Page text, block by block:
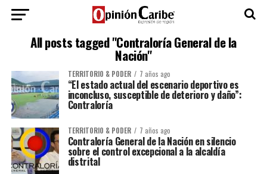
All posts tagged "Contraloría General de la
Nación"
TERRITORIO & PODER 7 años ago
“El estado actual del escenario deportivo es
inconcluso, susceptible de deterioro y daño”:
Contraloría
TERRITORIO & PODER 7 años ago
Contraloría General de la Nación en silencio
sobre el control excepcional a la alcaldía
distrital